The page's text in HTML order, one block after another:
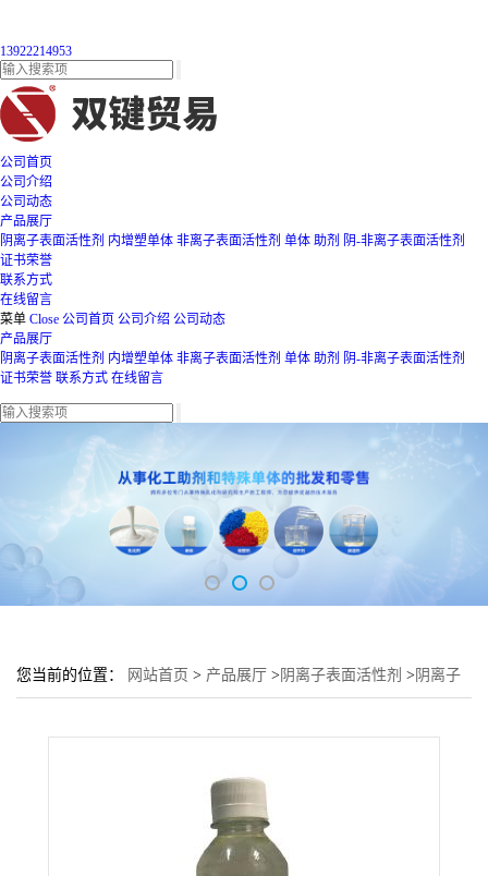
13922214953
公司首页
公司介绍
公司动态
产品展厅
阴离子表面活性剂 内增塑单体 非离子表面活性剂 单体 助剂 阴-非离子表面活性剂
证书荣誉
联系方式
在线留言
菜单 Close 公司首页 公司介绍 公司动态
产品展厅
阴离子表面活性剂 内增塑单体 非离子表面活性剂 单体 助剂 阴-非离子表面活性剂
证书荣誉 联系方式 在线留言
您当前的位置： 网站首页 > 产品展厅 > 阴离子表面活性剂 > 阴离子